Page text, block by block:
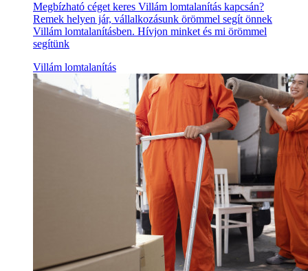
Megbízható céget keres Villám lomtalanítás kapcsán?
Remek helyen jár, vállalkozásunk örömmel segít önnek
Villám lomtalanításben. Hívjon minket és mi örömmel
segítünk
Villám lomtalanítás